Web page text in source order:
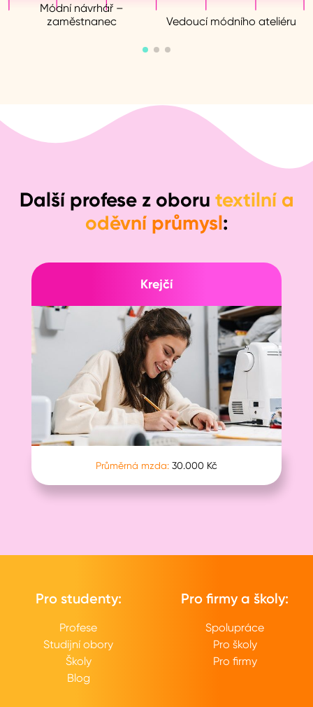
Módní návrhář –
zaměstnanec
Vedoucí módního ateliéru
Další profese z oboru textilní a
oděvní průmysl:
Krejčí
Průměrná mzda: 30.000 Kč
Pro studenty:
Profese
Studijní obory
Školy
Blog
Pro firmy a školy:
Spolupráce
Pro školy
Pro firmy